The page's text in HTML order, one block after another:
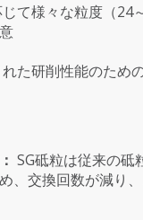
て様々な粒度（24
た研削性能のため
SG砥粒は従来の砥
、交換回数が減り